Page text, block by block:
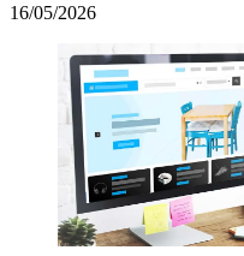
16/05/2026